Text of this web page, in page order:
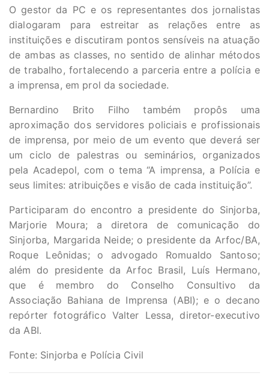
O gestor da PC e os representantes dos jornalistas
dialogaram para estreitar as relações entre as
instituições e discutiram pontos sensíveis na atuação
de ambas as classes, no sentido de alinhar métodos
de trabalho, fortalecendo a parceria entre a polícia e
a imprensa, em prol da sociedade.
Bernardino Brito Filho também propôs uma
aproximação dos servidores policiais e profissionais
de imprensa, por meio de um evento que deverá ser
um ciclo de palestras ou seminários, organizados
pela Acadepol, com o tema “A imprensa, a Polícia e
seus limites: atribuições e visão de cada instituição”.
Participaram do encontro a presidente do Sinjorba,
Marjorie Moura; a diretora de comunicação do
Sinjorba, Margarida Neide; o presidente da Arfoc/BA,
Roque Leônidas; o advogado Romualdo Santoso;
além do presidente da Arfoc Brasil, Luís Hermano,
que é membro do Conselho Consultivo da
Associação Bahiana de Imprensa (ABI); e o decano
repórter fotográfico Valter Lessa, diretor-executivo
da ABI.
Fonte: Sinjorba e Polícia Civil